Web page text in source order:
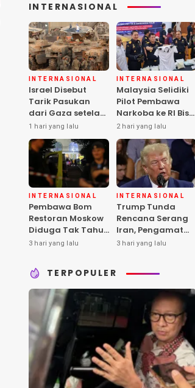
INTERNASIONAL
INTERNASIONAL
Israel Disebut
Tarik Pasukan
dari Gaza setelah
Hamas Selesai
Serahkan Senjata
1 hari yang lalu
INTERNASIONAL
Malaysia Selidiki
Pilot Pembawa
Narkoba ke RI Bisa
Lolos Pemeriksaan
KLIA
2 hari yang lalu
INTERNASIONAL
Pembawa Bom
Restoran Moskow
Diduga Tak Tahu
Isi Paket, 2 Orang
3 hari yang lalu
INTERNASIONAL
Trump Tunda
Rencana Serang
Iran, Pengamat
Soroti Risiko
3 hari yang lalu
TERPOPULER